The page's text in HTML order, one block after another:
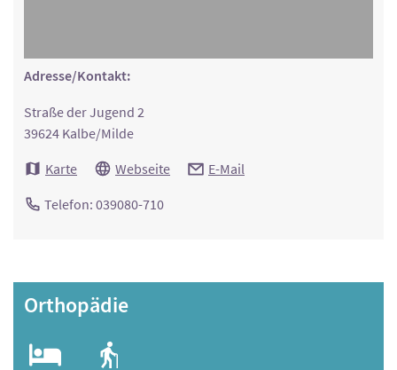
Adresse/Kontakt:
Straße der Jugend 2
39624 Kalbe/Milde
Karte
Webseite E-Mail
Telefon: 039080-710
Orthopädie